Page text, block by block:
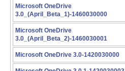
Microsoft OneDrive
3.0_(April_Beta_1)-1460030000
Microsoft OneDrive
3.0_(April_Beta_2)-1460030001
Microsoft OneDrive 3.0-1420030000